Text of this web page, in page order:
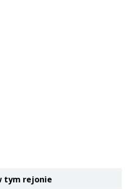
tym rejonie